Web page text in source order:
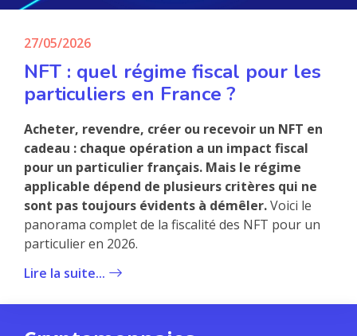
27/05/2026
NFT : quel régime fiscal pour les
particuliers en France ?
Acheter, revendre, créer ou recevoir un NFT en
cadeau : chaque opération a un impact fiscal
pour un particulier français. Mais le régime
applicable dépend de plusieurs critères qui ne
sont pas toujours évidents à démêler.Voici le
panorama complet de la fiscalité des NFT pour un
particulier en 2026.
Lire la suite...